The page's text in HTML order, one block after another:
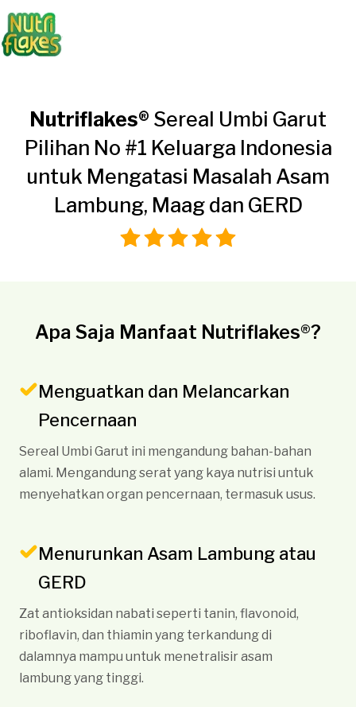
Nutriflakes® Sereal Umbi Garut
Pilihan No #1 Keluarga Indonesia
untuk Mengatasi Masalah Asam
Lambung, Maag dan GERD
Apa Saja Manfaat Nutriflakes®?
Menguatkan dan Melancarkan
Pencernaan
Sereal Umbi Garut ini mengandung bahan-bahan
alami. Mengandung serat yang kaya nutrisi untuk
menyehatkan organ pencernaan, termasuk usus.
Menurunkan Asam Lambung atau
GERD
Zat antioksidan nabati seperti tanin, flavonoid,
riboflavin, dan thiamin yang terkandung di
dalamnya mampu untuk menetralisir asam
lambung yang tinggi.